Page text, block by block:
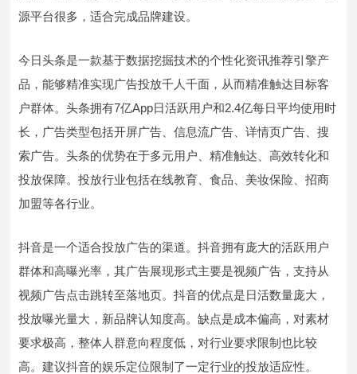
源平台很多，适合完成品牌建设。
今日头条是一款基于数据挖掘技术的个性化资讯推荐引擎产
品，能够精准实现广告投放千人千面，从而精准触达目标客
户群体。头条拥有7亿App日活跃用户和2.4亿每日平均使用时
长，广告类型包括开屏广告、信息流广告、详情页广告、搜
索广告。头条的优势在于多元用户、精准触达、高效转化和
投放保障。投放行业包括在线教育、食品、美妆保险、招商
加盟等各行业。
抖音是一个适合投放广告的渠道。抖音拥有庞大的活跃用户
群体和高曝光率，其广告展现形式主要是视频广告，支持从
视频广告点击跳转至落地页。抖音的优点是日活数量庞大，
投放曝光量大，新品牌认知度高。缺点是成本偏高，对素材
要求极高，整体人群意向程度低，对行业要求限制也比较
高。建议抖音的娱乐定位限制了一定行业的投放适应性。